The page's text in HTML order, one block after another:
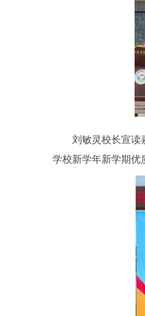
刘敏灵校长宣读嘉
学校新学年新学期优